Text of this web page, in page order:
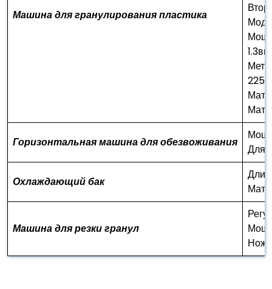
Машина для гранулирования пластика
225
Горизонтальная машина для обезвоживания
Для
Охлаждающий бак
Машина для резки гранул